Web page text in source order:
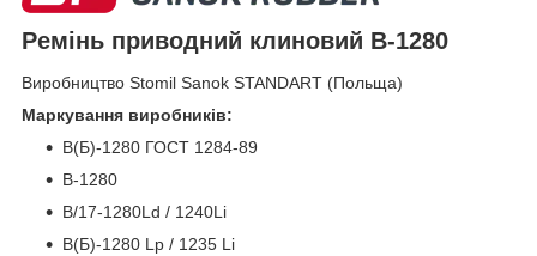
Ремінь приводний клиновий В-1280
Виробництво Stomil Sanok STANDART (Польща)
Маркування виробників:
В(Б)-1280 ГОСТ 1284-89
В-1280
B/17-1280Ld / 1240Li
B(Б)-1280 Lp / 1235 Li